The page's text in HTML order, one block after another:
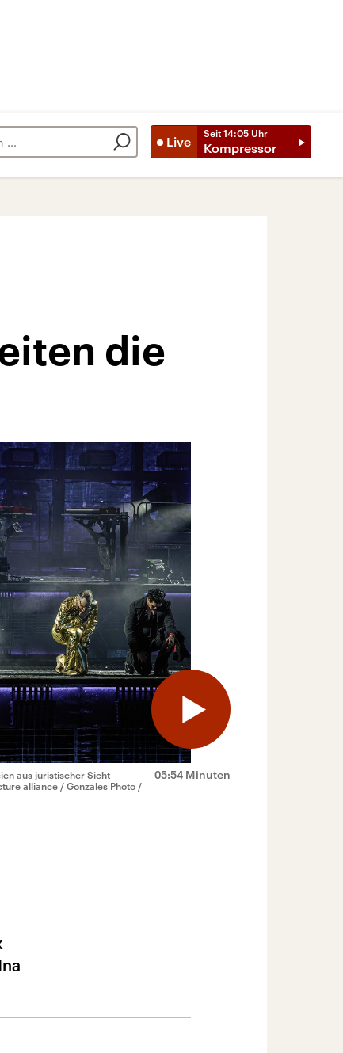
Live
Seit 14:05 Uhr
Kompressor
die
05:54 Minuten
aus juristischer Sicht
alliance / Gonzales Photo /